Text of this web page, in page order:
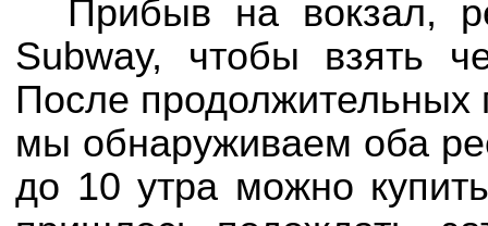
Прибыв на вокзал,
Subway, чтобы взять
После продолжительных
мы обнаруживаем оба
до 10 утра можно